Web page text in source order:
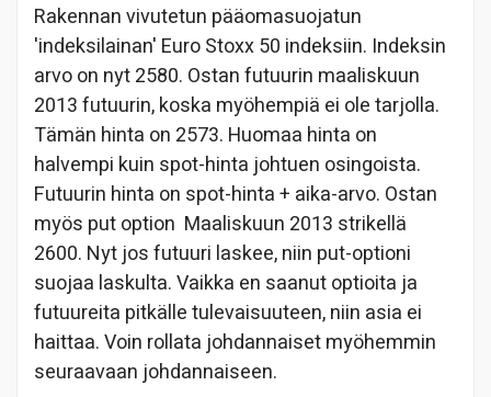
Rakennan vivutetun pääomasuojatun
'indeksilainan' Euro Stoxx 50 indeksiin. Indeksin
arvo on nyt 2580. Ostan futuurin maaliskuun
2013 futuurin, koska myöhempiä ei ole tarjolla.
Tämän hinta on 2573. Huomaa hinta on
halvempi kuin spot-hinta johtuen osingoista.
Futuurin hinta on spot-hinta + aika-arvo. Ostan
myös put option Maaliskuun 2013 strikellä
2600. Nyt jos futuuri laskee, niin put-optioni
suojaa laskulta. Vaikka en saanut optioita ja
futuureita pitkälle tulevaisuuteen, niin asia ei
haittaa. Voin rollata johdannaiset myöhemmin
seuraavaan johdannaiseen.